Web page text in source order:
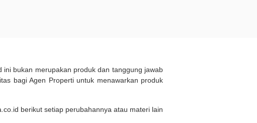
bukan merupakan produk dan tanggung jawab
bagi Agen Properti untuk menawarkan produk
berikut setiap perubahannya atau materi lain